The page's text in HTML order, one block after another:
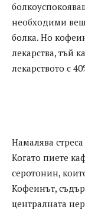
необходими
болка. Но
лекарства, тъй
лекарството с
Намалява
Когато пиете
серотонин,
Кофеинът,
централната